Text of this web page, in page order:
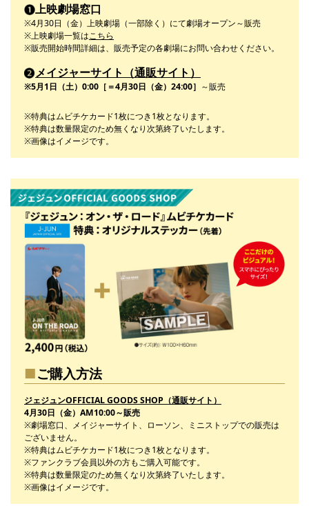
上映劇場窓口
※4月30日（金）上映劇場（一部除く）にて劇場オープン～販売
※上映劇場一覧はこちら
※販売開始時間詳細は、販売予定の各劇場にお問い合わせください。
メイジャーサイト（通販サイト）
※5月1日（土）0:00［＝4月30日（金）24:00］ ～販売
※特典はムビチケカード1枚につき1枚となります。
※特典は数量限定のため無くなり次第終了いたします。
※画像はイメージです。
ご購入方法
ジェジュンOFFICIAL GOODS SHOP（通販サイト）
4月30日（金）AM10:00～販売
※劇場窓口、メイジャーサイト、ローソン、ミニストップでの販売は
ございません。
※特典はムビチケカード1枚につき1枚となります。
※ファンクラブ会員以外の方もご購入可能です。
※特典は数量限定のため無くなり次第終了いたします。
※画像はイメージです。